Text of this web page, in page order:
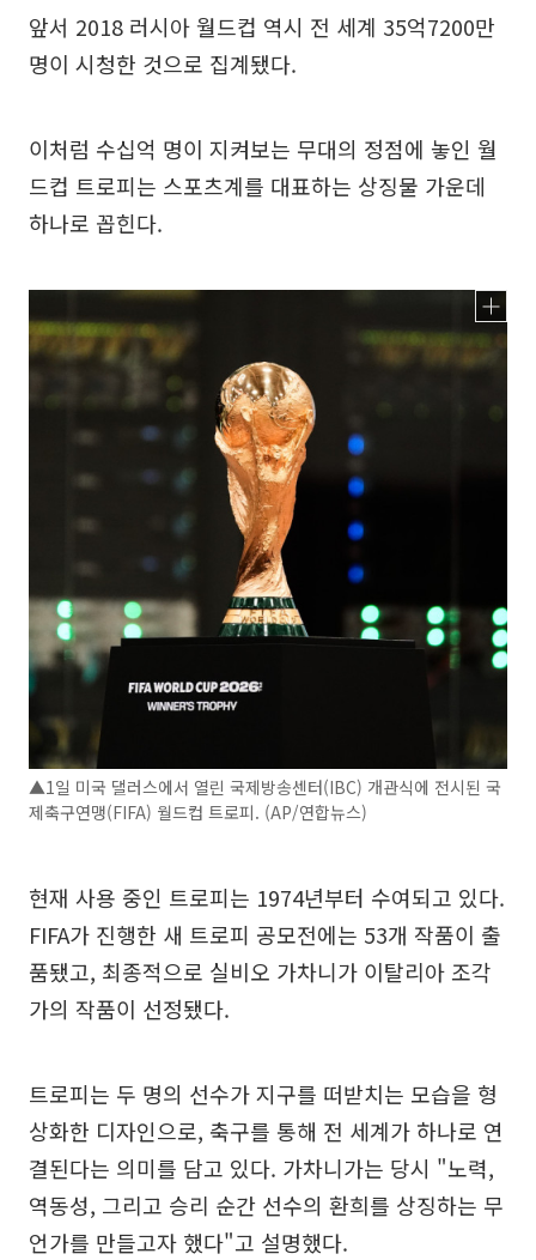
앞서 2018 러시아 월드컵 역시 전 세계 35억7200만
명이 시청한 것으로 집계됐다.
이처럼 수십억 명이 지켜보는 무대의 정점에 놓인 월
드컵 트로피는 스포츠계를 대표하는 상징물 가운데
하나로 꼽힌다.
▲1일 미국 댈러스에서 열린 국제방송센터(IBC) 개관식에 전시된 국
제축구연맹(FIFA) 월드컵 트로피. (AP/연합뉴스)
현재 사용 중인 트로피는 1974년부터 수여되고 있다.
FIFA가 진행한 새 트로피 공모전에는 53개 작품이 출
품됐고, 최종적으로 실비오 가차니가 이탈리아 조각
가의 작품이 선정됐다.
트로피는 두 명의 선수가 지구를 떠받치는 모습을 형
상화한 디자인으로, 축구를 통해 전 세계가 하나로 연
결된다는 의미를 담고 있다. 가차니가는 당시 "노력,
역동성, 그리고 승리 순간 선수의 환희를 상징하는 무
언가를 만들고자 했다"고 설명했다.